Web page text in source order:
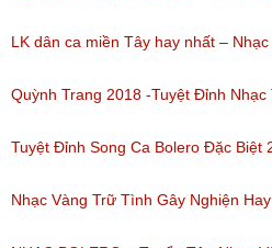
Bolero
(Lượt nghe: 80)
LK dân ca miền Tây hay nhất –
miền tây hay nhất
(Lượt nghe: 184)
Quỳnh Trang 2018 -Tuyệt Đỉnh
Của Quỳnh Trang 2018
(Lượt nghe: 155)
Tuyệt Đỉnh Song Ca Bolero Đặc Biệt
Bài Hát Song Ca Nhạc Vàng Bolero
Nhạc Vàng Trữ Tình Gây Nghiện